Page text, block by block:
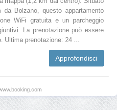
Bolzano, questo appartamento
WiFi gratuita e un parcheggio
La prenotazione può essere
prenotazione: 24 ...
Approfondisci